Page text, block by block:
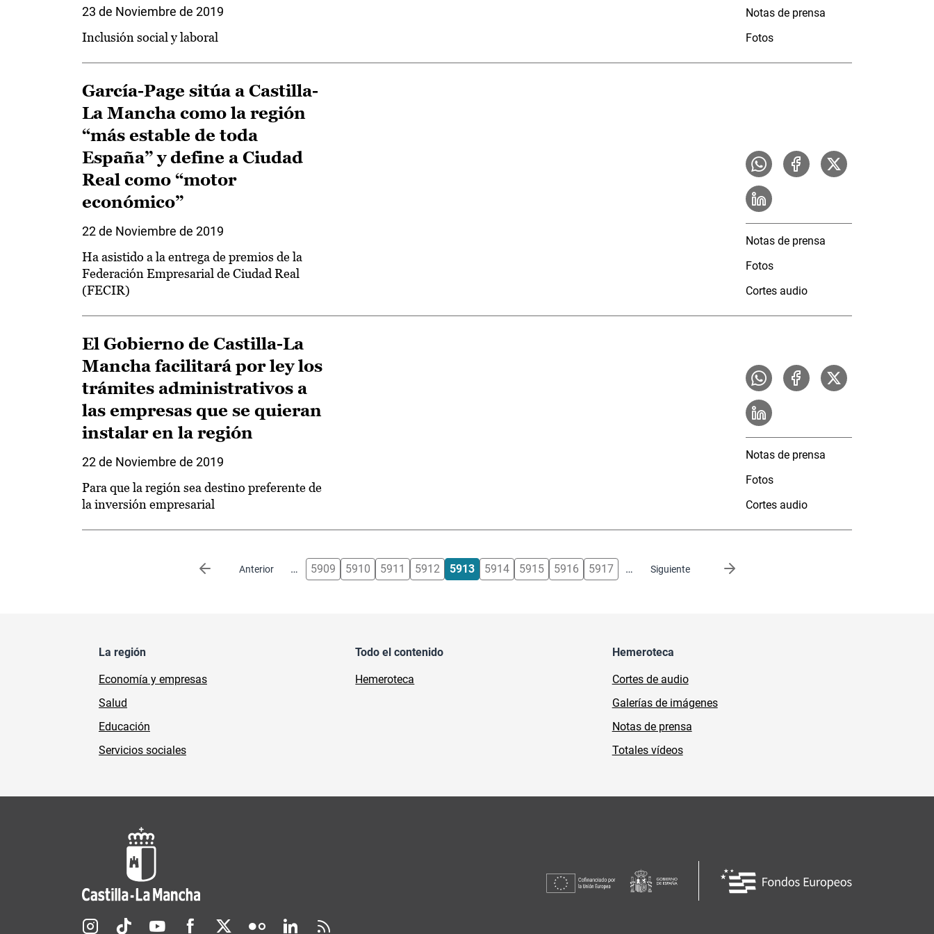
23 de Noviembre de 2019
Inclusión social y laboral
Notas de prensa
Fotos
García-Page sitúa a Castilla-
La Mancha como la región
“más estable de toda
España” y define a Ciudad
Real como “motor
económico”
22 de Noviembre de 2019
Ha asistido a la entrega de premios de la
Federación Empresarial de Ciudad Real
(FECIR)
Notas de prensa
Fotos
Cortes audio
El Gobierno de Castilla-La
Mancha facilitará por ley los
trámites administrativos a
las empresas que se quieran
instalar en la región
22 de Noviembre de 2019
Para que la región sea destino preferente de
la inversión empresarial
Notas de prensa
Fotos
Cortes audio
Anterior
Página anterior … 5909 5910 5911 5912 5913 5914 5915 5916 5917 … Siguiente
Siguiente página
La región
Economía y empresas
Salud
Educación
Servicios sociales
Todo el contenido
Hemeroteca
Hemeroteca
Cortes de audio
Galerías de imágenes
Notas de prensa
Totales vídeos
Redes sociales JCCM